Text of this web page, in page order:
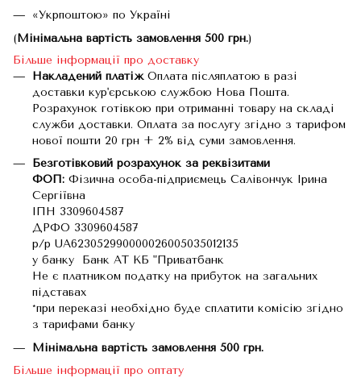
«Укрпоштою» по Україні
(Мінімальна вартість замовлення 500 грн.)
Більше інформації про доставку
Накладений платіжОплата післяплатою в разі
доставки кур'єрською службою Нова Пошта.
Розрахунок готівкою при отриманні товару на складі
служби доставки. Оплата за послугу згідно з тарифом
нової пошти 20 грн + 2% від суми замовлення.
Безготівковий розрахунок за реквізитами
ФОП: Фізична особа-підприємець Салівончук Ірина
Сергіївна
ІПН 3309604587
ДРФО 3309604587
р/р UA623052990000026005035012135
у банку Банк АТ КБ "Приватбанк
Не є платником податку на прибуток на загальних
підставах
*при переказі необхідно буде сплатити комісію згідно
з тарифами банку
Мінімальна вартість замовлення 500 грн.
Більше інформації про оптату